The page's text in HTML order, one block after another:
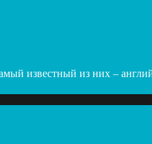
известный из них –